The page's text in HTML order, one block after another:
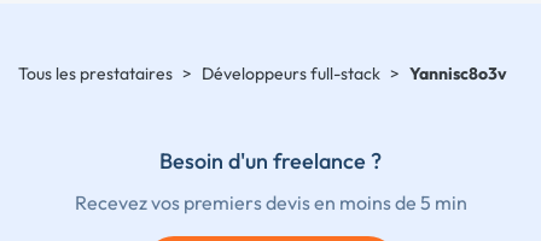
Tous les prestataires > Développeurs full-stack > Yannisc8o3v
Besoin d'un freelance ?
Recevez vos premiers devis en moins de 5 min